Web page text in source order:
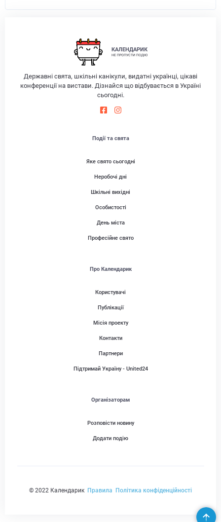
КАЛЕНДАРИК
НЕ ПРОПУСТИ ПОДІЮ
Державні свята, шкільні канікули, видатні українці, цікаві
конференції на вистави. Дізнайся що відбувається в Україні
сьогодні.
Події та свята
Яке свято сьогодні
Неробочі дні
Шкільні вихідні
Особистості
День міста
Професійне свято
Про Календарик
Користувачі
Публікації
Місія проекту
Контакти
Партнери
Підтримай Україну - United24
Організаторам
Розповісти новину
Додати подію
© 2022 Календарик Правила Політика конфіденційності